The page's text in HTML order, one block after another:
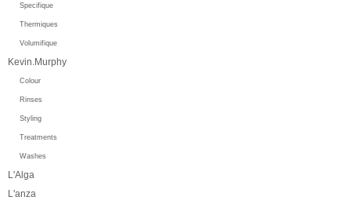
Specifique
Thermiques
Volumifique
Kevin.Murphy
Colour
Rinses
Styling
Treatments
Washes
L'Alga
L'anza